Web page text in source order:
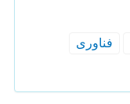
فناوری